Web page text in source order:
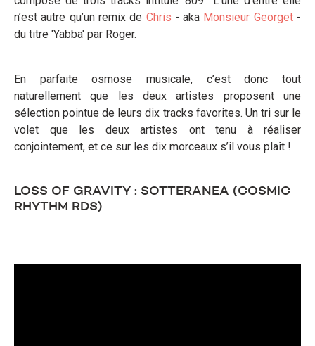
n’est autre qu’un remix de Chris - aka Monsieur Georget-
du titre 'Yabba' par Roger.
En parfaite osmose musicale, c’est donc tout
naturellement que les deux artistes proposent une
sélection pointue de leurs dix tracks favorites. Un tri sur le
volet que les deux artistes ont tenu à réaliser
conjointement, et ce sur les dix morceaux s’il vous plaît !
LOSS OF GRAVITY : SOTTERANEA (COSMIC
RHYTHM RDS)